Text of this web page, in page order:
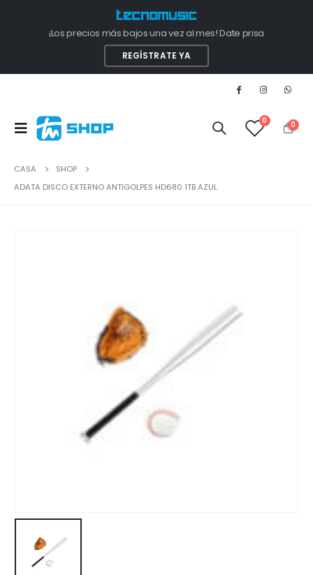
¡Los precios más bajos una vez al mes! Date prisa
REGÍSTRATE YA
0 0
CASA
SHOP
ADATA DISCO EXTERNO ANTIGOLPES HD680 1TB AZUL